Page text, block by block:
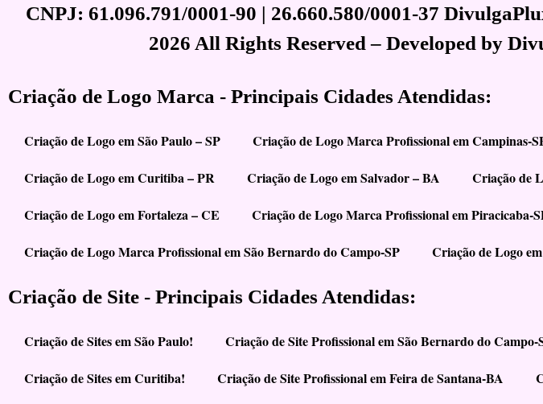
CNPJ: 61.096.791/0001-90 | 26.660.580/0001-37
2026 All Rights Reserved – Developed by
Criação de Logo Marca - Principais Cidades Atendidas:
Criação de Logo em São Paulo – SP Criação de Logo Marca Profissional em Campinas-
Criação de Logo em Curitiba – PR
Criação de Logo em Salvador – BA
Criação de
Criação de Logo em Fortaleza – CE
Criação de Logo Marca Profissional em Piracicaba-
Criação de Logo Marca Profissional em São Bernardo do Campo-SP
Criação de Logo
Criação de Site - Principais Cidades Atendidas:
Criação de Sites em São Paulo! Criação de Site Profissional em São Bernardo do Campo-
Criação de Sites em Curitiba!
Criação de Site Profissional em Feira de Santana-BA